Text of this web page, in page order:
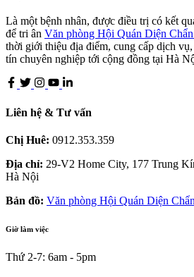
Là một bệnh nhân, được điều trị có kết
để tri ân Văn phòng Hội Quán Diện
thời giới thiệu địa điểm, cung cấp dịch
tín chuyên nghiệp tới cộng đồng tại Hà
Liên hệ & Tư vấn
Chị Huê: 0912.353.359
Địa chỉ: 29-V2 Home City, 177 Trung
Hà Nội
Bản đồ: Văn phòng Hội Quán Diện
Giờ làm việc
Thứ 2-7: 6am - 5pm